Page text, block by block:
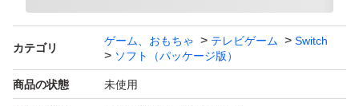
カテゴリ
ゲーム、おもちゃ テレビゲーム
Switch
ソフト（パッケージ版）
商品の状態 未使用